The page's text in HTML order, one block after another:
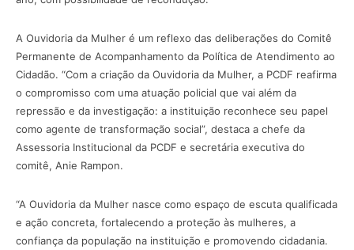
A Ouvidoria da Mulher é um reflexo das deliberações do Comitê
Permanente de Acompanhamento da Política de Atendimento ao
Cidadão. “Com a criação da Ouvidoria da Mulher, a PCDF reafirma
o compromisso com uma atuação policial que vai além da
repressão e da investigação: a instituição reconhece seu papel
como agente de transformação social”, destaca a chefe da
Assessoria Institucional da PCDF e secretária executiva do
comitê, Anie Rampon.
“A Ouvidoria da Mulher nasce como espaço de escuta qualificada
e ação concreta, fortalecendo a proteção às mulheres, a
confiança da população na instituição e promovendo cidadania.